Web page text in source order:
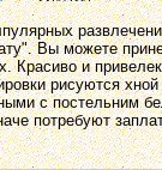
Вы можете
Красиво и
рисуются
с постельним
потребуют